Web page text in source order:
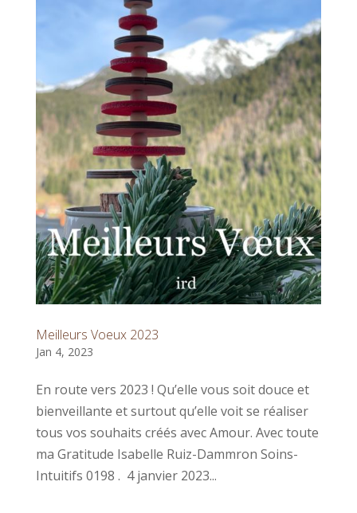
Meilleurs Voeux 2023
Jan 4, 2023
En route vers 2023 ! Qu’elle vous soit douce et
bienveillante et surtout qu’elle voit se réaliser
tous vos souhaits créés avec Amour. Avec toute
ma Gratitude Isabelle Ruiz-Dammron Soins-
Intuitifs 0198 . 4 janvier 2023...